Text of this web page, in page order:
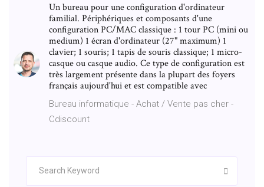
Un bureau pour une configuration d'ordinateur
familial. Périphériques et composants d'une
configuration PC/MAC classique : 1 tour PC (mini ou
medium) 1 écran d'ordinateur (27" maximum) 1
clavier; 1 souris; 1 tapis de souris classique; 1 micro-
casque ou casque audio. Ce type de configuration est
très largement présente dans la plupart des foyers
français aujourd'hui et est compatible avec
Bureau informatique - Achat / Vente pas cher -
Cdiscount